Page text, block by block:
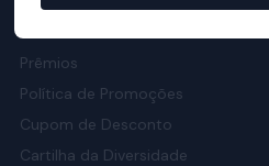
Prêmios
Política de Promoções
Cupom de Desconto
Cartilha da Diversidade